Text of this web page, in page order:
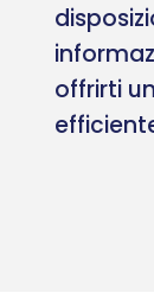
offrirti